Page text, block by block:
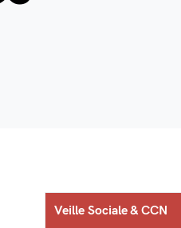
Veille Sociale & CCN